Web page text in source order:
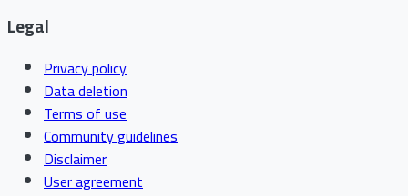
Legal
Privacy policy
Data deletion
Terms of use
Community guidelines
Disclaimer
User agreement